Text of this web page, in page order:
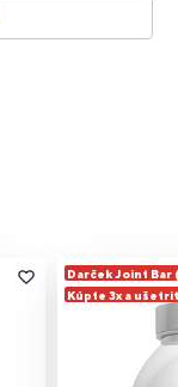
Darček Joint Bar
Kúpte 3x a